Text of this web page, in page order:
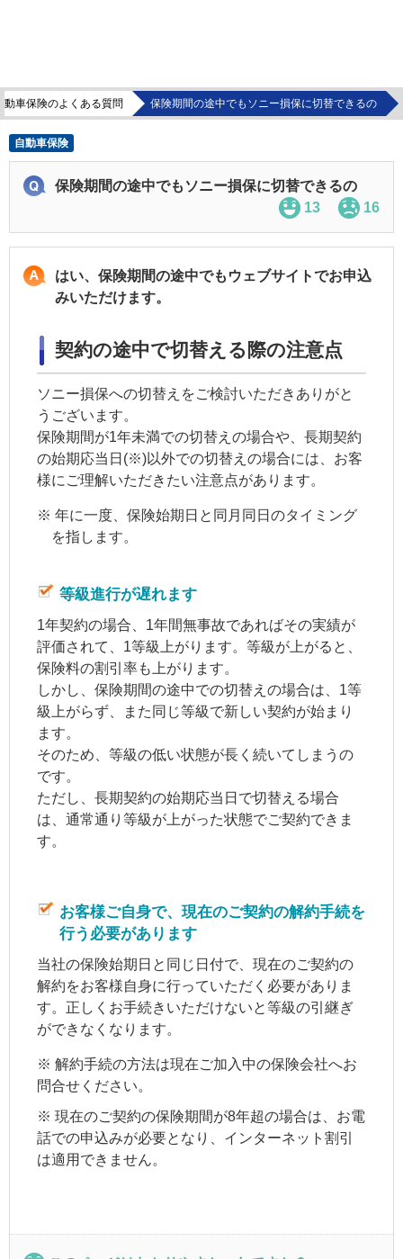
動車保険のよくある質問 保険期間の途中でもソニー損保に切替できるの
自動車保険
保険期間の途中でもソニー損保に切替できるの
13
16
はい、保険期間の途中でもウェブサイトでお申込
みいただけます。
契約の途中で切替える際の注意点
ソニー損保への切替えをご検討いただきありがと
うございます。
保険期間が1年未満での切替えの場合や、長期契約
の始期応当日(※)以外での切替えの場合には、お客
様にご理解いただきたい注意点があります。
※ 年に一度、保険始期日と同月同日のタイミング
を指します。
等級進行が遅れます
1年契約の場合、1年間無事故であればその実績が
評価されて、1等級上がります。等級が上がると、
保険料の割引率も上がります。
しかし、保険期間の途中での切替えの場合は、1等
級上がらず、また同じ等級で新しい契約が始まり
ます。
そのため、等級の低い状態が長く続いてしまうの
です。
ただし、長期契約の始期応当日で切替える場合
は、通常通り等級が上がった状態でご契約できま
す。
お客様ご自身で、現在のご契約の解約手続を
行う必要があります
当社の保険始期日と同じ日付で、現在のご契約の
解約をお客様自身に行っていただく必要がありま
す。正しくお手続きいただけないと等級の引継ぎ
ができなくなります。
※ 解約手続の方法は現在ご加入中の保険会社へお
問合せください。
※ 現在のご契約の保険期間が8年超の場合は、お電
話での申込みが必要となり、インターネット割引
は適用できません。